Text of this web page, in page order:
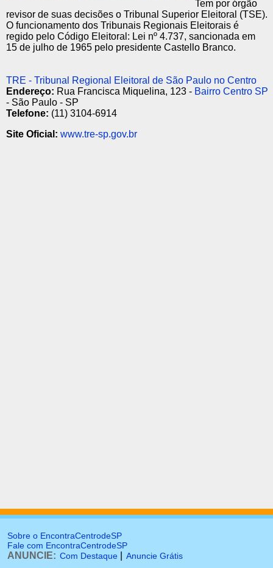
Tem por órgão
revisor de suas decisões o Tribunal Superior Eleitoral (TSE).
O funcionamento dos Tribunais Regionais Eleitorais é
regido pelo Código Eleitoral: Lei nº 4.737, sancionada em
15 de julho de 1965 pelo presidente Castello Branco.
TRE - Tribunal Regional Eleitoral de São Paulo no Centro
Endereço: Rua Francisca Miquelina, 123 - Bairro Centro SP
- São Paulo - SP
Telefone: (11) 3104-6914
Site Oficial: www.tre-sp.gov.br
Sobre o EncontraCentrodeSP
Fale com EncontraCentrodeSP
ANUNCIE: Com Destaque Anuncie Grátis